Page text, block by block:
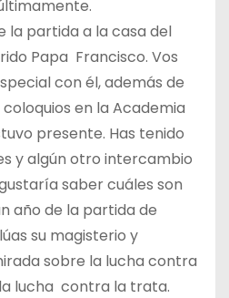
la partida a la casa del
Papa Francisco. Vos
con él, además de
en la Academia
presente. Has tenido
y algún otro intercambio
saber cuáles son
año de la partida de
su magisterio y
sobre la lucha contra
lucha contra la trata.